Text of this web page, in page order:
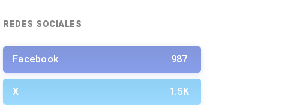
REDES SOCIALES
Facebook 987
X 1.5K